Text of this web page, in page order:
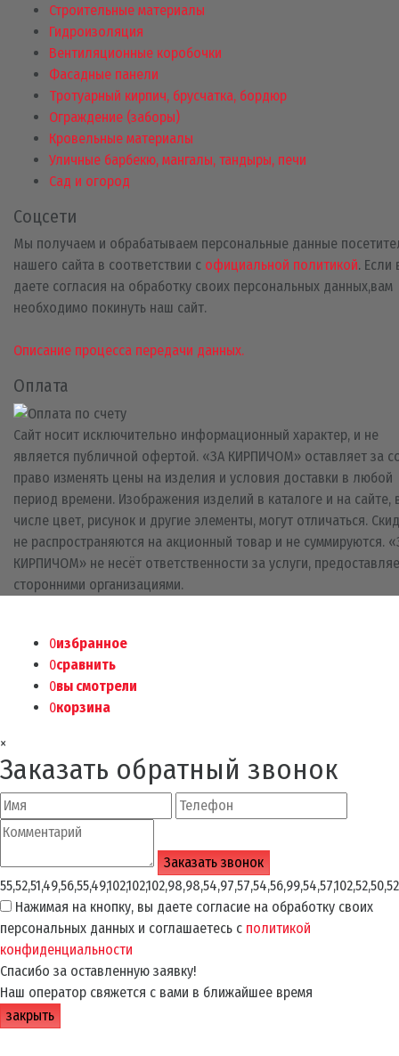
Строительные материалы
Гидроизоляция
Вентиляционные коробочки
Фасадные панели
Тротуарный кирпич, брусчатка, бордюр
Ограждение (заборы)
Кровельные материалы
Уличные барбекю, мангалы, тандыры, печи
Сад и огород
Соцсети
Мы получаем и обрабатываем персональные данные
нашего сайта в соответствии с официальной политикой. Если
даете согласия на обработку своих персональных данных,вам
необходимо покинуть наш сайт.
Описание процесса передачи данных.
Оплата
Сайт носит исключительно информационный характер, и не
является публичной офертой. «ЗА КИРПИЧОМ» оставляет за
право изменять цены на изделия и условия доставки в любой
период времени. Изображения изделий в каталоге и на сайте,
числе цвет, рисунок и другие элементы, могут отличаться.
не распространяются на акционный товар и не суммируются.
КИРПИЧОМ» не несёт ответственности за услуги,
сторонними организациями.
0избранное
0сравнить
0вы смотрели
0корзина
×
Заказать обратный звонок
Нажимая на кнопку, вы даете согласие на обработку своих
персональных данных и соглашаетесь с политикой
конфиденциальности
Спасибо за оставленную заявку!
Наш оператор свяжется с вами в ближайшее время
закрыть